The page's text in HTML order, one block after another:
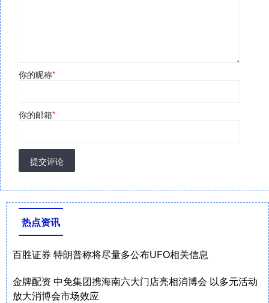
你的昵称*
你的邮箱*
提交评论
热点资讯
百胜证券 特朗普称将尽量多公布UFO相关信息
金牌配资 中免集团携海南六大门店亮相消博会 以多元活动
放大消博会市场效应